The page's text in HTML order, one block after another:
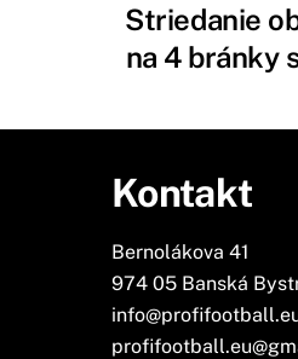
Striedanie
na 4 bránky
Kontakt
Bernolákova 41
974 05 Banská